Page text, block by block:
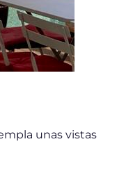
unas vistas